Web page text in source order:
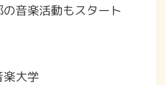
音楽活動もスタート
大学